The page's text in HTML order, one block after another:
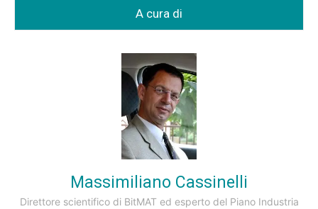
A cura di
Massimiliano Cassinelli
Direttore scientifico di BitMAT ed esperto del Piano Industria